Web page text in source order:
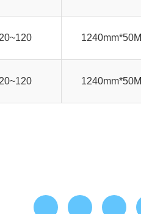
1240mm*50M
1240mm*50M